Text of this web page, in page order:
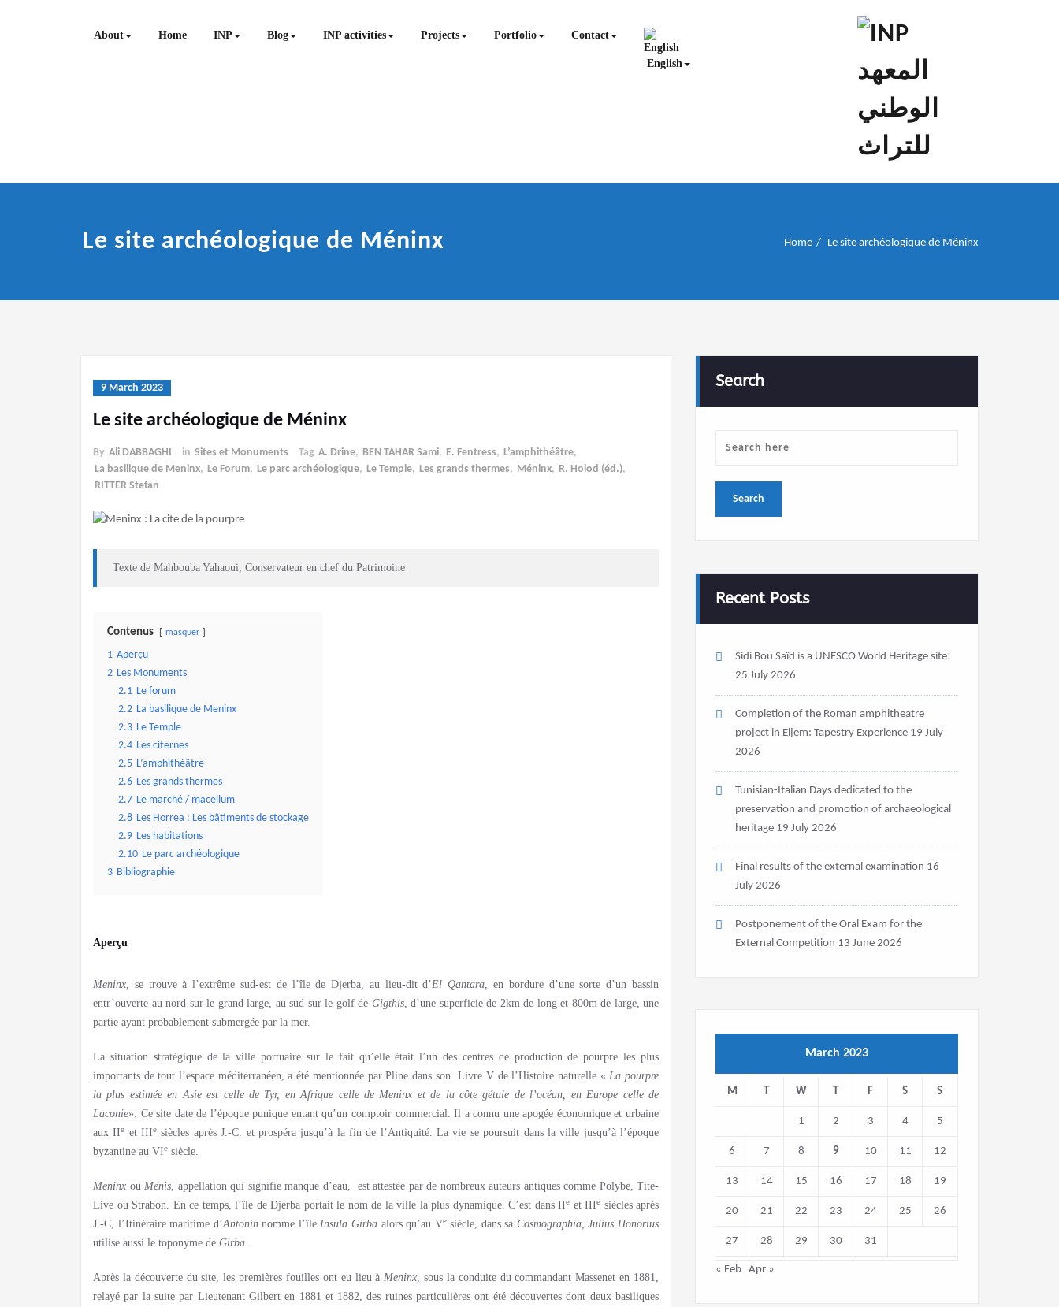
INP المعهد الوطني
للتراث
إن علم الآثار هو أسمى أنواع البحوث
About Home INP Blog INP activities Projects Portfolio Contact
English
Le site archéologique de Méninx Home Le site archéologique de Méninx
9 March 2023
Le site archéologique de Méninx
By Ali DABBAGHI in Sites et Monuments Tag A. Drine, BEN TAHAR Sami, E. Fentress, L’amphithéâtre,
La basilique de Meninx, Le Forum, Le parc archéologique, Le Temple, Les grands thermes, Méninx, R. Holod (éd.),
RITTER Stefan
Texte de Mahbouba Yahaoui, Conservateur en chef du Patrimoine
Contenus masquer
1 Aperçu
2 Les Monuments
2.1 Le forum
2.2 La basilique de Meninx
2.3 Le Temple
2.4 Les citernes
2.5 L’amphithéâtre
2.6 Les grands thermes
2.7 Le marché / macellum
2.8 Les Horrea : Les bâtiments de stockage
2.9 Les habitations
2.10 Le parc archéologique
3 Bibliographie
Aperçu
Meninx, se trouve à l’extrême sud-est de l’île de Djerba, au lieu-dit d’El Qantara, en bordure d’une sorte d’un bassin
entr’ouverte au nord sur le grand large, au sud sur le golf de Gigthis, d’une superficie de 2km de long et 800m de large, une
partie ayant probablement submergée par la mer.
La situation stratégique de la ville portuaire sur le fait qu’elle était l’un des centres de production de pourpre les plus
importants de tout l’espace méditerranéen, a été mentionnée par Pline dans son Livre V de l’Histoire naturelle «La pourpre
la plus estimée en Asie est celle de Tyr, en Afrique celle de Meninx et de la côte gétule de l’océan, en Europe celle de
Laconie». Ce site date de l’époque punique entant qu’un comptoir commercial. Il a connu une apogée économique et urbaine
aux IIe et IIIe siècles après J.-C. et prospéra jusqu’à la fin de l’Antiquité. La vie se poursuit dans la ville jusqu’à l’époque
byzantine au VIe siècle.
Meninx ouMénis, appellation qui signifie manque d’eau, est attestée par de nombreux auteurs antiques comme Polybe, Tite-
Live ou Strabon. En ce temps, l’île de Djerba portait le nom de la ville la plus dynamique. C’est dans IIe et IIIe siècles après
J.-C, l’Itinéraire maritime d’Antoninnomme l’îleInsula Girbaalors qu’au Vesiècle, dans sa Cosmographia, Julius Honorius
utilise aussi le toponyme de Girba.
Après la découverte du site, les premières fouilles ont eu lieu àMeninx, sous la conduite du commandant Massenet en 1881,
relayé par la suite par Lieutenant Gilbert en 1881 et 1882, des ruines particulières ont été découvertes dont deux basiliques
Search
Recent Posts
Sidi Bou Saïd is a UNESCO World Heritage site!
25 July 2026
Completion of the Roman amphitheatre
project in Eljem: Tapestry Experience 19 July
2026
Tunisian-Italian Days dedicated to the
preservation and promotion of archaeological
heritage 19 July 2026
Final results of the external examination 16
July 2026
Postponement of the Oral Exam for the
External Competition 13 June 2026
March 2023
M T W T F S S
1 2 3 4 5
6 7 8 9 10 11 12
13 14 15 16 17 18 19
20 21 22 23 24 25 26
27 28 29 30 31
« Feb Apr »